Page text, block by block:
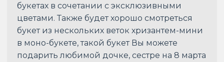
букетах в сочетании с эксклюзивными
цветами. Также будет хорошо смотреться
букет из нескольких веток хризантем-мини
в моно-букете, такой букет Вы можете
подарить любимой дочке, сестре на 8 марта